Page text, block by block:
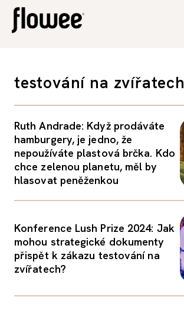
PSYCHOLOGIE
RODINA A DĚTI
PORADNA
testování na zvířatech
Ruth Andrade: Když prodáváte
hamburgery, je jedno, že
nepoužíváte plastová brčka. Kdo
chce zelenou planetu, měl by
hlasovat peněženkou
Konference Lush Prize 2024: Jak
mohou strategické dokumenty
přispět k zákazu testování na
zvířatech?